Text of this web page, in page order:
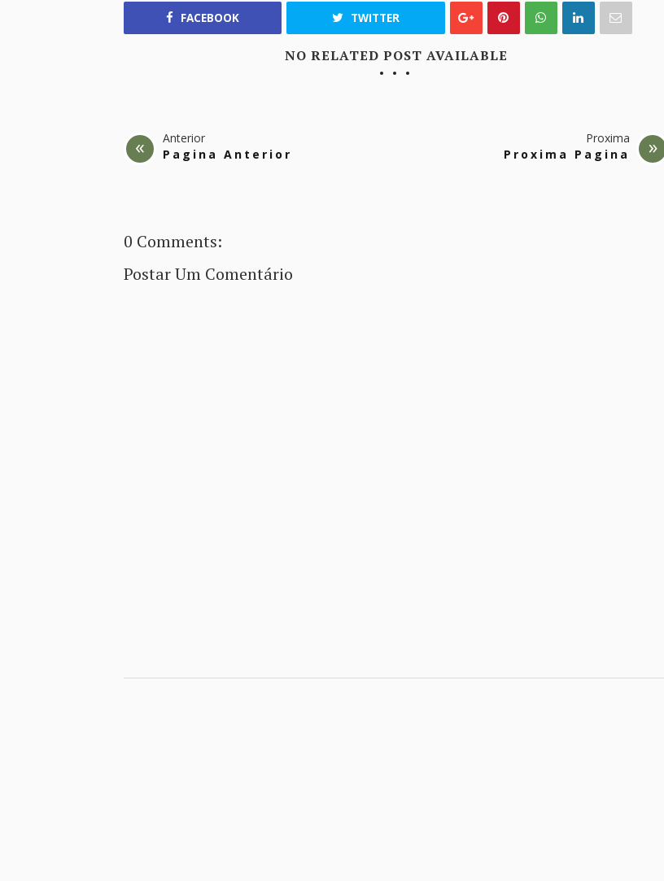
FACEBOOK TWITTER
NO RELATED POST AVAILABLE
Anterior
Pagina Anterior
Proxima
Proxima Pagina
0 Comments:
Postar Um Comentário